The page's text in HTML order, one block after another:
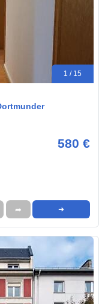
1 / 15
580 €
➦ ➜